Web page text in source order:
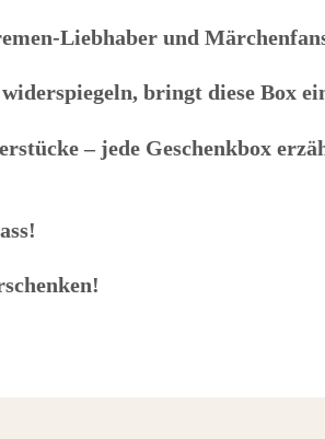
Liebhaber und
bringt diese Box
– jede Geschenkbox